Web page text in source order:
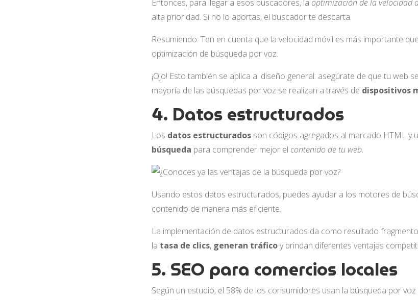
Entonces, para llegar a esos buscadores, la optimización de la velocidad
alta prioridad. Si no lo aportas, el buscador te descarta.
Resumiendo: Ten en cuenta que la velocidad móvil es más importante
optimización de búsqueda por voz.
¡Ojo! Esto también se aplica al diseño general: asegúrate de que tu web
mayoría de las búsquedas por voz se realizan a través de dispositivos
4. Datos estructurados
Los datos estructurados son códigos agregados al marcado HTML y
búsqueda para comprender mejor el contenido de tu web.
Usando estos datos estructurados, puedes ayudar a los motores de
contenido de manera más eficiente.
La implementación de datos estructurados da como resultado
la tasa de clics, generan tráficoy brindan diferentes ventajas
5. SEO para comercios locales
Según un estudio, el 58% de los consumidores usan la búsqueda por